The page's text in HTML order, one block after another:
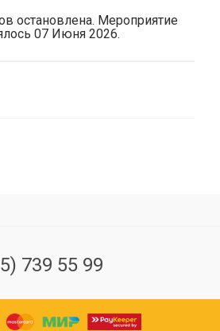
остановлена. Мероприятие
07 Июня 2026.
739 55 99